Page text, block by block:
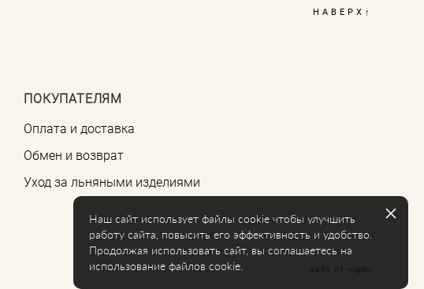
НАВЕРХ↑
ПОКУПАТЕЛЯМ
Оплата и доставка
Обмен и возврат
Уход за льняными изделиями
Наш сайт использует файлы cookie чтобы улучшить
работу сайта, повысить его эффективность и удобство.
Продолжая использовать сайт, вы соглашаетесь на
использование файлов cookie.